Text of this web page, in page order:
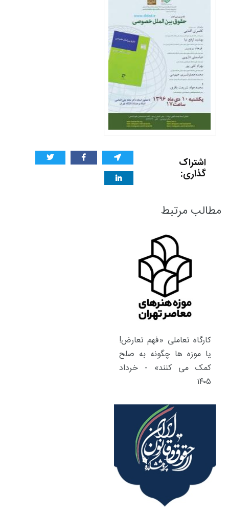
اشتراک
گذاری:
مطالب مرتبط
کارگاه تعاملی «فهم تعارض!
یا موزه ها چگونه به صلح
کمک می کنند» - خرداد
۱۴۰۵